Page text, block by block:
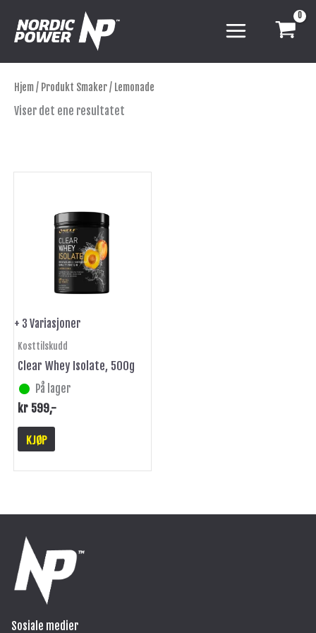
rett
Hjem/ Produkt Smaker / Lemonade
Viser det ene resultatet
+ 3 Variasjoner
Kosttilskudd
Clear Whey Isolate, 500g
På lager
kr 599,-
KJØP
har
flere
varianter.
Alternativene
kan
velges
på
produktsiden
Sosiale medier